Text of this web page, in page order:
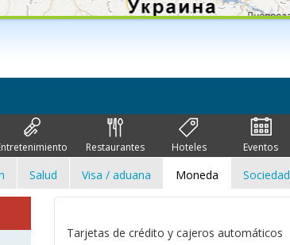
Restaurantes Hoteles Eventos
Salud Visa / aduana Moneda Sociedad
Tarjetas de crédito y cajeros automáticos